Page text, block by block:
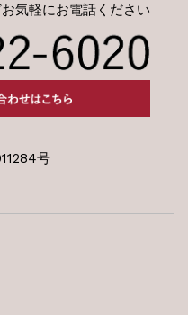
気軽にお電話ください
号